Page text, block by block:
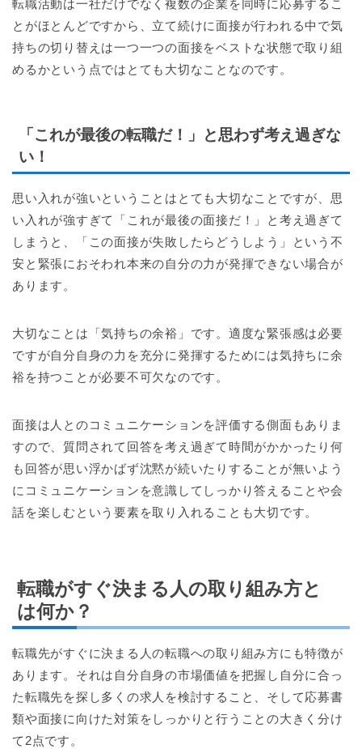
転職活動は一社だけでなく複数の企業を同時に応募するこ
とがほとんどですから、立て続けに面接が行われる中で気
持ちの切り替えは一つ一つの面接をベストな状態で取り組
めるかという点ではとても大切なことなのです。
「これが最後の転職だ！」と思わず考え過ぎな
い！
思い入れが強いということはとても大切なことですが、思
い入れが強すぎて「これが最後の面接だ！」と考え過ぎて
しまうと、「この面接が失敗したらどうしよう」という不
安と緊張におそわれ本来の自分の力が発揮できない場合が
あります。
大切なことは「気持ちの余裕」です。適度な緊張感は必要
ですが自分自身の力を充分に発揮するためには気持ちに余
裕を持つことが必要不可欠なのです。
面接は人とのコミュニケーションを評価する側面もありま
すので、質問されて回答を考え過ぎて時間がかかったり何
も回答が思い浮かばず沈黙が続いたりすることが無いよう
にコミュニケーションを意識してしっかり答えることや会
話を楽しむという要素を取り入れることも大切です。
転職がすぐ決まる人の取り組み方と
は何か？
転職先がすぐに決まる人の転職への取り組み方にも特徴が
あります。それは自分自身の市場価値を把握し自分に合っ
た転職先を探し多くの求人を検討すること、そして応募書
類や面接に向けた対策をしっかりと行うことの大きく分け
て2点です。